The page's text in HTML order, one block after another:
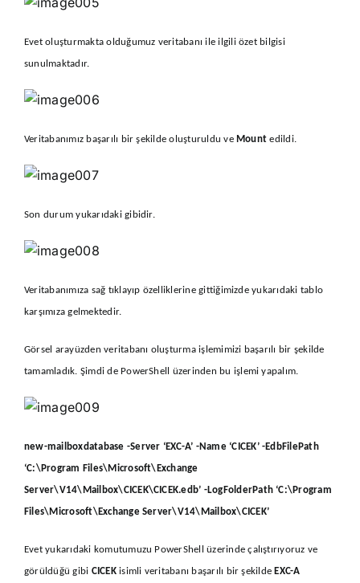
Evet oluşturmakta olduğumuz veritabanı ile ilgili özet bilgisi
sunulmaktadır.
Veritabanımız başarılı bir şekilde oluşturuldu ve Mount edildi.
Son durum yukarıdaki gibidir.
Veritabanımıza sağ tıklayıp özelliklerine gittiğimizde yukarıdaki tablo
karşımıza gelmektedir.
Görsel arayüzden veritabanı oluşturma işlemimizi başarılı bir şekilde
tamamladık. Şimdi de PowerShell üzerinden bu işlemi yapalım.
new-mailboxdatabase -Server ‘EXC-A’ -Name ‘CICEK’ -EdbFilePath
‘C:\Program Files\Microsoft\Exchange
Server\V14\Mailbox\CICEK\CICEK.edb’ -LogFolderPath ‘C:\Program
Files\Microsoft\Exchange Server\V14\Mailbox\CICEK’
Evet yukarıdaki komutumuzu PowerShell üzerinde çalıştırıyoruz ve
görüldüğü gibi CICEKisimli veritabanı başarılı bir şekilde EXC-A